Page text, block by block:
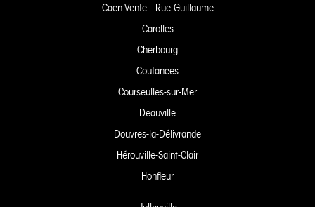
Caen Vente - Rue Guillaume
Carolles
Cherbourg
Coutances
Courseulles-sur-Mer
Deauville
Douvres-la-Délivrande
Hérouville-Saint-Clair
Honfleur